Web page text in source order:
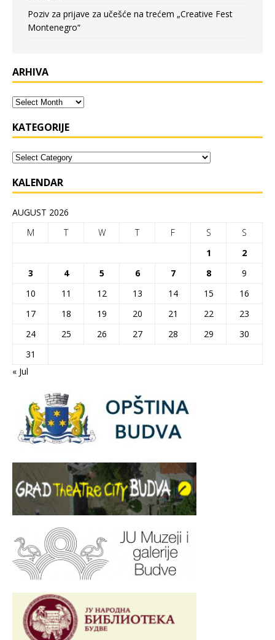
Poziv za prijave za učešće na trećem „Creative Fest
Montenegro“
ARHIVA
KATEGORIJE
KALENDAR
AUGUST 2026
M
T W T F S
S
1
2
3
4 5 6 7 8
9
10
11 12 13 14 15
16
17
18 19 20 21 22
23
24
25 26 27 28 29
30
31
« Jul